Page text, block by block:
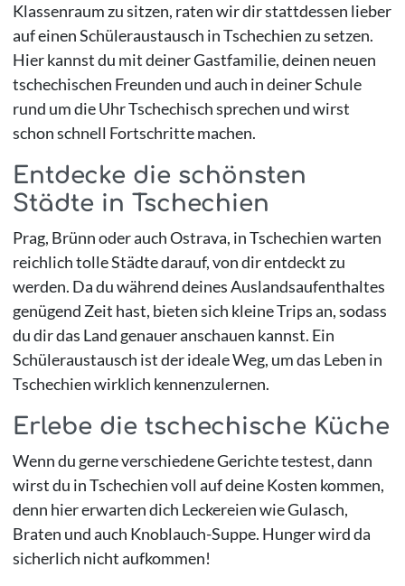
Klassenraum zu sitzen, raten wir dir stattdessen lieber
auf einen Schüleraustausch in Tschechien zu setzen.
Hier kannst du mit deiner Gastfamilie, deinen neuen
tschechischen Freunden und auch in deiner Schule
rund um die Uhr Tschechisch sprechen und wirst
schon schnell Fortschritte machen.
Entdecke die schönsten
Städte in Tschechien
Prag, Brünn oder auch Ostrava, in Tschechien warten
reichlich tolle Städte darauf, von dir entdeckt zu
werden. Da du während deines Auslandsaufenthaltes
genügend Zeit hast, bieten sich kleine Trips an, sodass
du dir das Land genauer anschauen kannst. Ein
Schüleraustausch ist der ideale Weg, um das Leben in
Tschechien wirklich kennenzulernen.
Erlebe die tschechische Küche
Wenn du gerne verschiedene Gerichte testest, dann
wirst du in Tschechien voll auf deine Kosten kommen,
denn hier erwarten dich Leckereien wie Gulasch,
Braten und auch Knoblauch-Suppe. Hunger wird da
sicherlich nicht aufkommen!